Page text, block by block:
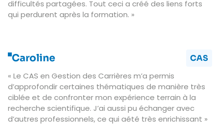
difficultés partagées. Tout ceci a créé des liens forts
qui perdurent après la formation. »
Caroline
CAS
« Le CAS en Gestion des Carrières m’a permis
d’approfondir certaines thématiques de manière très
ciblée et de confronter mon expérience terrain à la
recherche scientifique. J’ai aussi pu échanger avec
d’autres professionnels, ce qui aété très enrichissant »